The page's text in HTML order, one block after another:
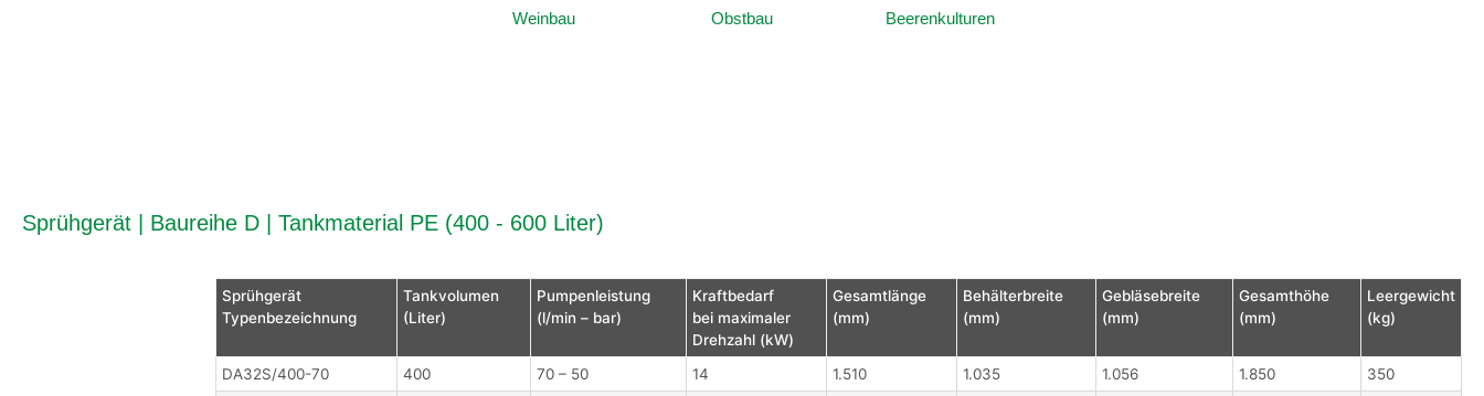
Weinbau Obstbau Beerenkulturen
Sprühgerät | Baureihe D | Tankmaterial PE (400 - 600 Liter)
Sprühgerät
Typenbezeichnung
Tankvolumen
(Liter)
Pumpenleistung
(l/min – bar)
Kraftbedarf
bei maximaler
Drehzahl (kW)
Gesamtlänge
(mm)
Behälterbreite
(mm)
Gebläsebreite
(mm)
Gesamthöhe
(mm)
Leergewicht
(kg)
DA32S/400-70 400 70 – 50 14 1.510 1.035 1.056 1.850
350